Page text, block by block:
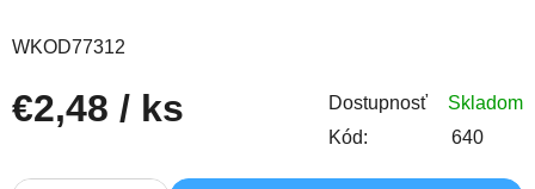
WKOD77312
€2,48 / ks Dostupnosť
Skladom
Kód:
640